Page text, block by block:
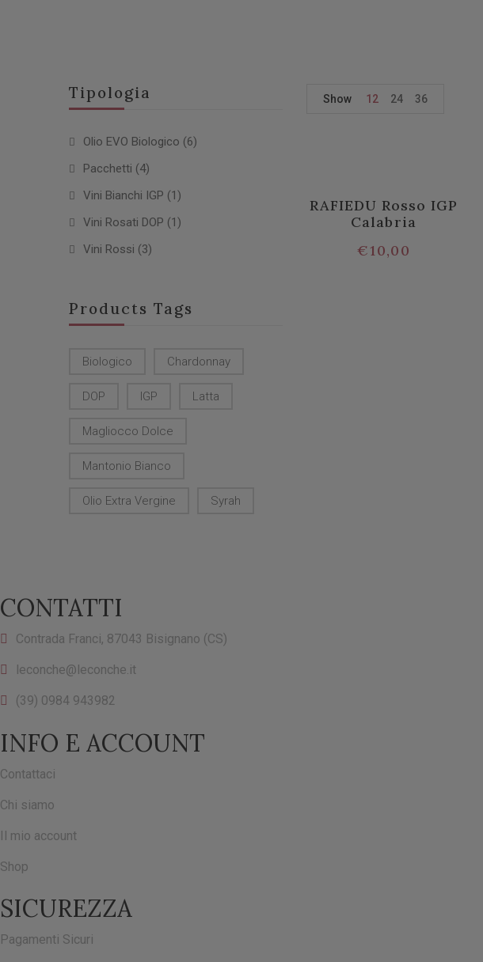
Tipologia
Olio EVO Biologico (6)
Pacchetti (4)
Vini Bianchi IGP (1)
Vini Rosati DOP (1)
Vini Rossi (3)
Products Tags
Biologico Chardonnay
DOP IGP Latta
Magliocco Dolce
Mantonio Bianco
Olio Extra Vergine Syrah
Show 12 24 36
RAFIEDU Rosso IGP
Calabria
€10,00
CONTATTI
Contrada Franci, 87043 Bisignano (CS)
leconche@leconche.it
(39) 0984 943982
INFO E ACCOUNT
Contattaci
Chi siamo
Il mio account
Shop
SICUREZZA
Pagamenti Sicuri